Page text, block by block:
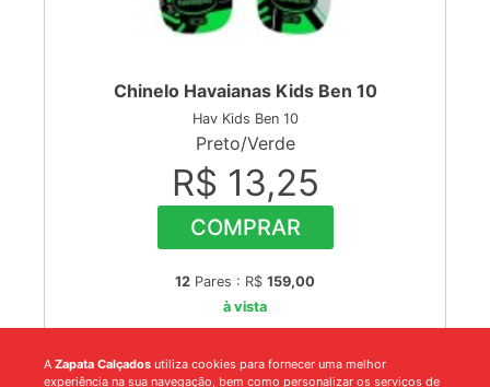
Chinelo Havaianas Kids Ben 10
Hav Kids Ben 10
Preto/Verde
R$ 13,25
COMPRAR
12 Pares : R$ 159,00
à vista
A Zapata Calçados utiliza cookies para fornecer uma melhor
experiência na sua navegação, bem como personalizar os serviços de